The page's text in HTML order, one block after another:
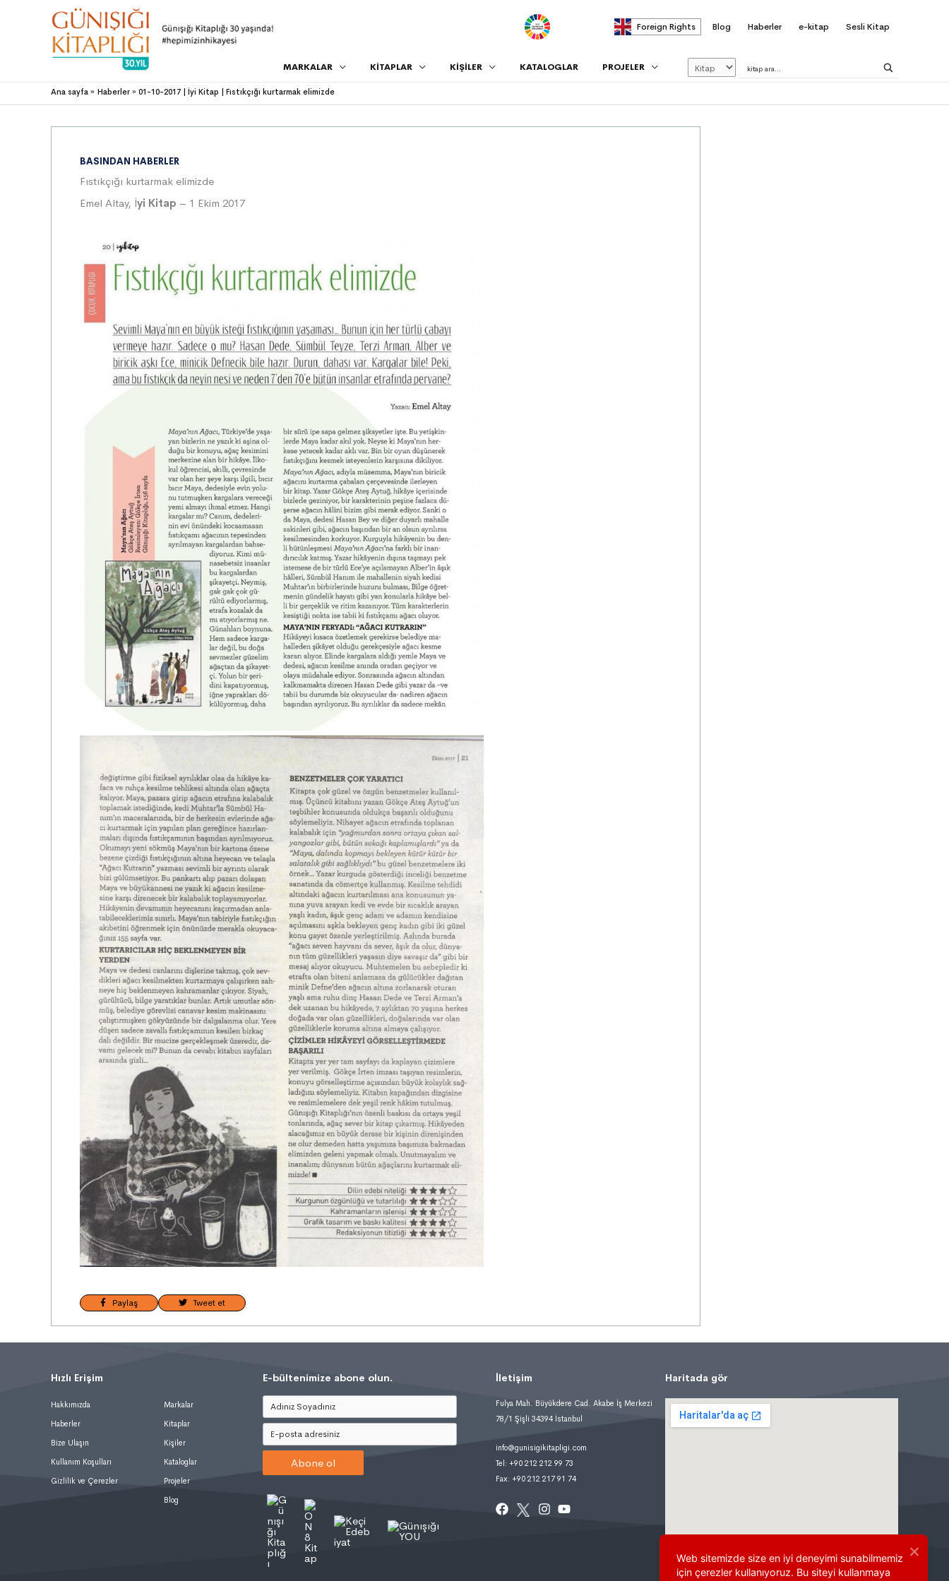
. Foreign Rights Blog Haberler e-kitap Sesli Kitap
MARKALAR KİTAPLAR KİŞİLER KATALOGLAR PROJELER
Ana sayfa Haberler 01-10-2017 | İyi Kitap | Fıstıkçığı kurtarmak elimizde
BASINDAN HABERLER
Fıstıkçığı kurtarmak elimizde
Emel Altay, İyi Kitap – 1 Ekim 2017
Paylaş Tweet et
Hızlı Erişim
Hakkımızda
Haberler
Bize Ulaşın
Kullanım Koşulları
Gizlilik ve Çerezler
Markalar
Kitaplar
Kişiler
Kataloglar
Projeler
Blog
E-bültenimize abone olun.
Abone ol
İletişim
Fulya Mah. Büyükdere Cad. Akabe İş Merkezi
78/1 Şişli 34394 İstanbul
info@gunisigikitapligi.com
Tel: +90 212 212 99 73
Fax: +90 212 217 91 74
Haritada gör
Web sitemizde size en iyi deneyimi sunabilmemiz
için çerezler kullanıyoruz. Bu siteyi kullanmaya